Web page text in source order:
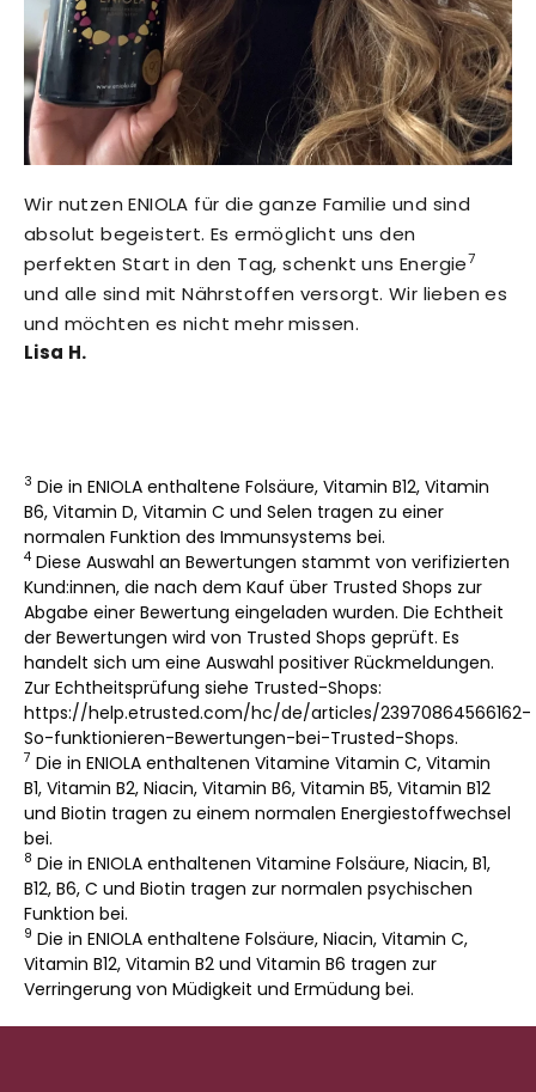
Wir nutzen ENIOLA für die ganze Familie und sind
absolut begeistert. Es ermöglicht uns den
perfekten Start in den Tag, schenkt uns Energie7
und alle sind mit Nährstoffen versorgt. Wir lieben es
und möchten es nicht mehr missen.
Lisa H.
3 Die in ENIOLA enthaltene Folsäure, Vitamin B12, Vitamin
B6, Vitamin D, Vitamin C und Selen tragen zu einer
normalen Funktion des Immunsystems bei.
4 Diese Auswahl an Bewertungen stammt von verifizierten
Kund:innen, die nach dem Kauf über Trusted Shops zur
Abgabe einer Bewertung eingeladen wurden. Die Echtheit
der Bewertungen wird von Trusted Shops geprüft. Es
handelt sich um eine Auswahl positiver Rückmeldungen.
Zur Echtheitsprüfung siehe Trusted-Shops:
https://help.etrusted.com/hc/de/articles/23970864566162-
So-funktionieren-Bewertungen-bei-Trusted-Shops.
7 Die in ENIOLA enthaltenen Vitamine Vitamin C, Vitamin
B1, Vitamin B2, Niacin, Vitamin B6, Vitamin B5, Vitamin B12
und Biotin tragen zu einem normalen Energiestoffwechsel
bei.
8 Die in ENIOLA enthaltenen Vitamine Folsäure, Niacin, B1,
B12, B6, C und Biotin tragen zur normalen psychischen
Funktion bei.
9 Die in ENIOLA enthaltene Folsäure, Niacin, Vitamin C,
Vitamin B12, Vitamin B2 und Vitamin B6 tragen zur
Verringerung von Müdigkeit und Ermüdung bei.